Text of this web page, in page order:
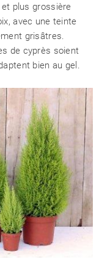
plus grossière
avec une teinte
grisâtres.
de cyprès soient
bien au gel.